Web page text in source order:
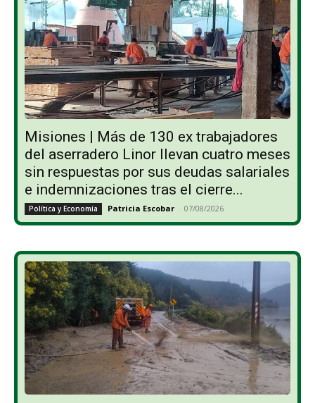
Misiones | Más de 130 ex trabajadores
del aserradero Linor llevan cuatro meses
sin respuestas por sus deudas salariales
e indemnizaciones tras el cierre...
Política y Economía Patricia Escobar - 07/08/2026